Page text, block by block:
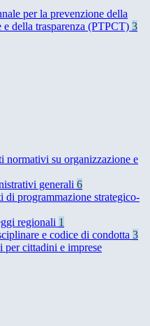
per la prevenzione della
e della trasparenza (PTPCT) 3
normativi su organizzazione e
generali 6
di programmazione strategico-
regionali 1
e codice di condotta 3
cittadini e imprese